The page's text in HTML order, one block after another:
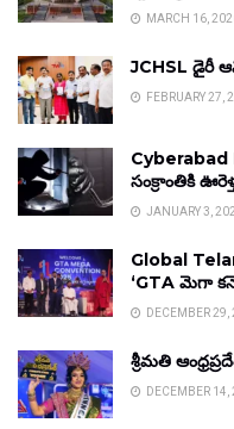
MARCH 16,
JCHSL డైరీ
FEBRUARY 27,
సంక్రాంతికి
JANUARY 3,
Global
‘GTA మెగా
DECEMBER 29,
శ్రీమతి
DECEMBER 14,